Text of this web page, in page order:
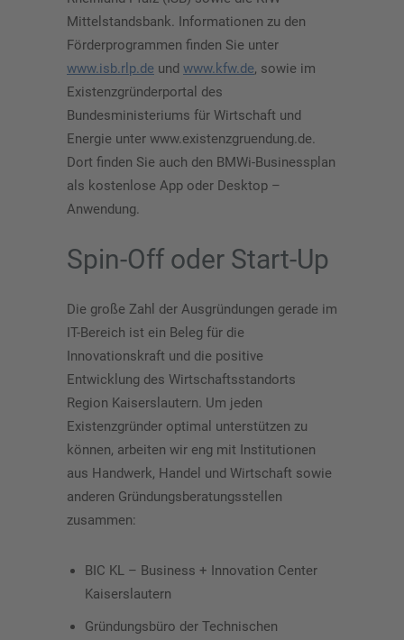
Mittelstandsbank. Informationen zu den
Förderprogrammen finden Sie unter
www.isb.rlp.de und www.kfw.de, sowie im
Existenzgründerportal des
Bundesministeriums für Wirtschaft und
Energie unter www.existenzgruendung.de.
Dort finden Sie auch den BMWi-Businessplan
als kostenlose App oder Desktop –
Anwendung.
Spin-Off oder Start-Up
Die große Zahl der Ausgründungen gerade im
IT-Bereich ist ein Beleg für die
Innovationskraft und die positive
Entwicklung des Wirtschaftsstandorts
Region Kaiserslautern. Um jeden
Existenzgründer optimal unterstützen zu
können, arbeiten wir eng mit Institutionen
aus Handwerk, Handel und Wirtschaft sowie
anderen Gründungsberatungsstellen
zusammen:
BIC KL – Business + Innovation Center
Kaiserslautern
Gründungsbüro der Technischen